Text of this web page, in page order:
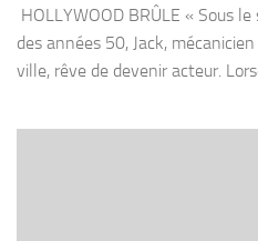
HOLLYWOOD BRÛLE « Sous
des années 50, Jack,
ville, rêve de devenir acteur.